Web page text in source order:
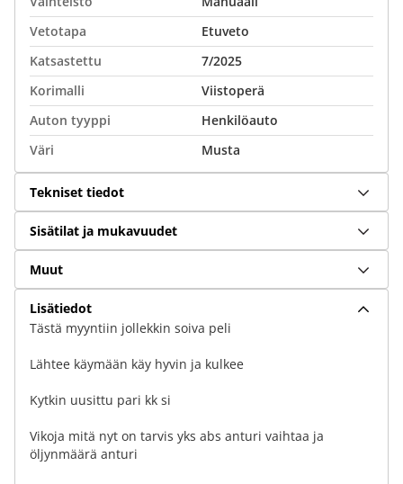
Vetotapa
Etuveto
Katsastettu
7/2025
Korimalli
Viistoperä
Auton tyyppi
Henkilöauto
Väri
Musta
Tekniset tiedot
Sisätilat ja mukavuudet
Muut
Lisätiedot
Tästä myyntiin jollekkin soiva peli
Lähtee käymään käy hyvin ja kulkee
Kytkin uusittu pari kk si
Vikoja mitä nyt on tarvis yks abs anturi vaihtaa ja
öljynmäärä anturi